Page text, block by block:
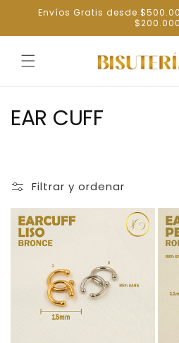
directamente
Envíos Gratis desde
$200.000
C
e
c
c
EAR CUFF
Filtrar y ordenar